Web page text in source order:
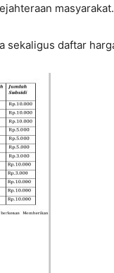
masyarakat.
sekaligus daftar